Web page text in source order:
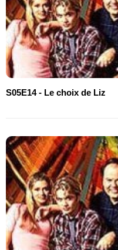
S05E14 - Le choix de Liz